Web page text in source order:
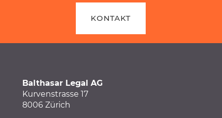
KONTAKT
Balthasar Legal AG
Kurvenstrasse 17
8006 Zürich